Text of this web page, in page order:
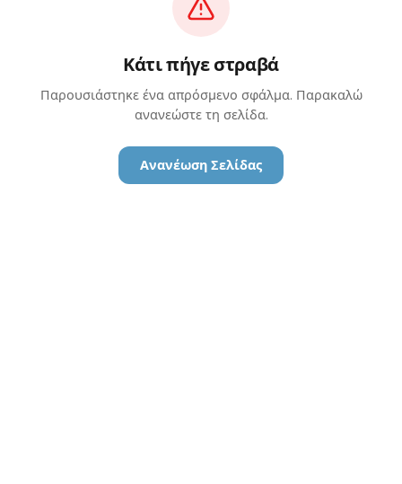
Κάτι πήγε στραβά
Παρουσιάστηκε ένα απρόσμενο σφάλμα. Παρακαλώ
ανανεώστε τη σελίδα.
Ανανέωση Σελίδας